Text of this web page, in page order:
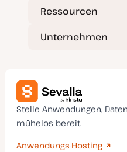
Ressourcen
Unternehmen
Stelle Anwendungen,
mühelos bereit.
Anwendungs-Hosting